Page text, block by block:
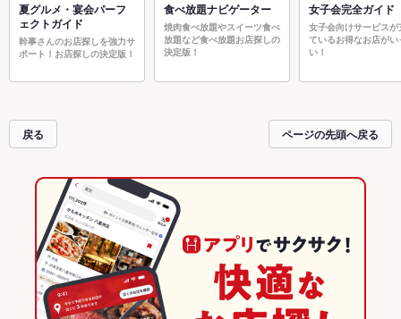
夏グルメ・宴会パーフ
ェクトガイド
幹事さんのお店探しを強力サ
ポート！お店探しの決定版！
食べ放題ナビゲーター
焼肉食べ放題やスイーツ食べ
放題など食べ放題お店探しの
決定版！
女子会完全ガイド
女子会向けサービスが
ているお得なお店がい
い！
戻る ページの先頭へ戻る